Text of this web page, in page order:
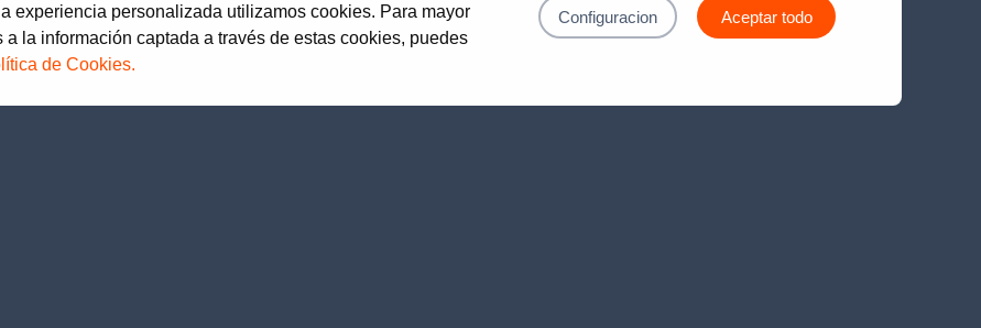
experiencia personalizada utilizamos cookies. Para mayor
la información captada a través de estas cookies, puedes
de Cookies.
Aceptar todo
Configuracion